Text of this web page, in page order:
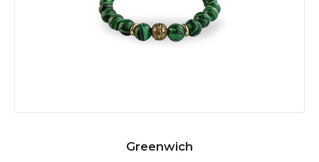
Greenwich